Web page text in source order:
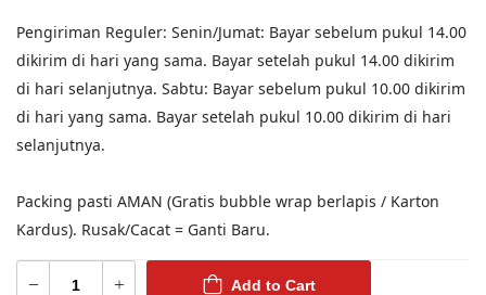
Pengiriman Reguler: Senin/Jumat: Bayar sebelum pukul 14.00
dikirim di hari yang sama. Bayar setelah pukul 14.00 dikirim
di hari selanjutnya. Sabtu: Bayar sebelum pukul 10.00 dikirim
di hari yang sama. Bayar setelah pukul 10.00 dikirim di hari
selanjutnya.
Packing pasti AMAN (Gratis bubble wrap berlapis / Karton
Kardus). Rusak/Cacat = Ganti Baru.
Add to Cart